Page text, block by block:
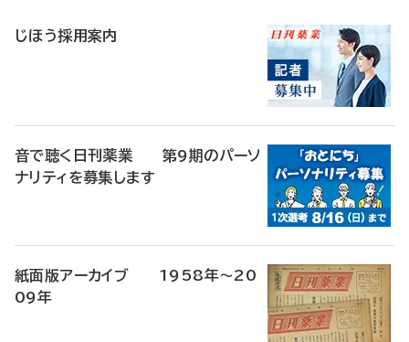
じほう採用案内
音で聴く日刊薬業 第9期のパーソ
ナリティを募集します
紙面版アーカイブ 1958年～20
09年